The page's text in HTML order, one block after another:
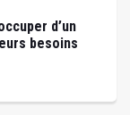
d’un
besoins